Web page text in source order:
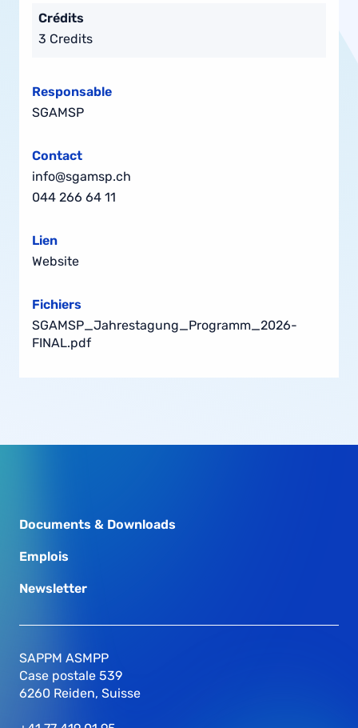
Crédits
3 Credits
Responsable
SGAMSP
Contact
info@sgamsp.ch
044 266 64 11
Lien
Website
Fichiers
SGAMSP_Jahrestagung_Programm_2026-
FINAL.pdf
Documents & Downloads
Emplois
Newsletter
SAPPM ASMPP
Case postale 539
6260 Reiden, Suisse